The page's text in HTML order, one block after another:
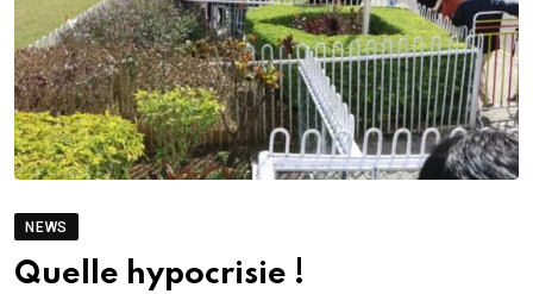
NEWS
Quelle hypocrisie !